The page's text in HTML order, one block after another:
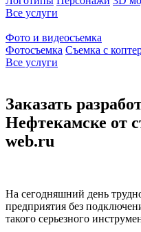
Все услуги
Фото и видеосъемка
Фотосъемка Съемка с
Все услуги
Заказать
Нефтекамске от
web.ru
На сегодняшний день
предприятия без
такого серьезного